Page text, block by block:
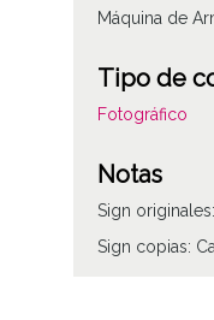
Máquina de
Tipo de
Fotográfico
Notas
Sign
Sign copias: